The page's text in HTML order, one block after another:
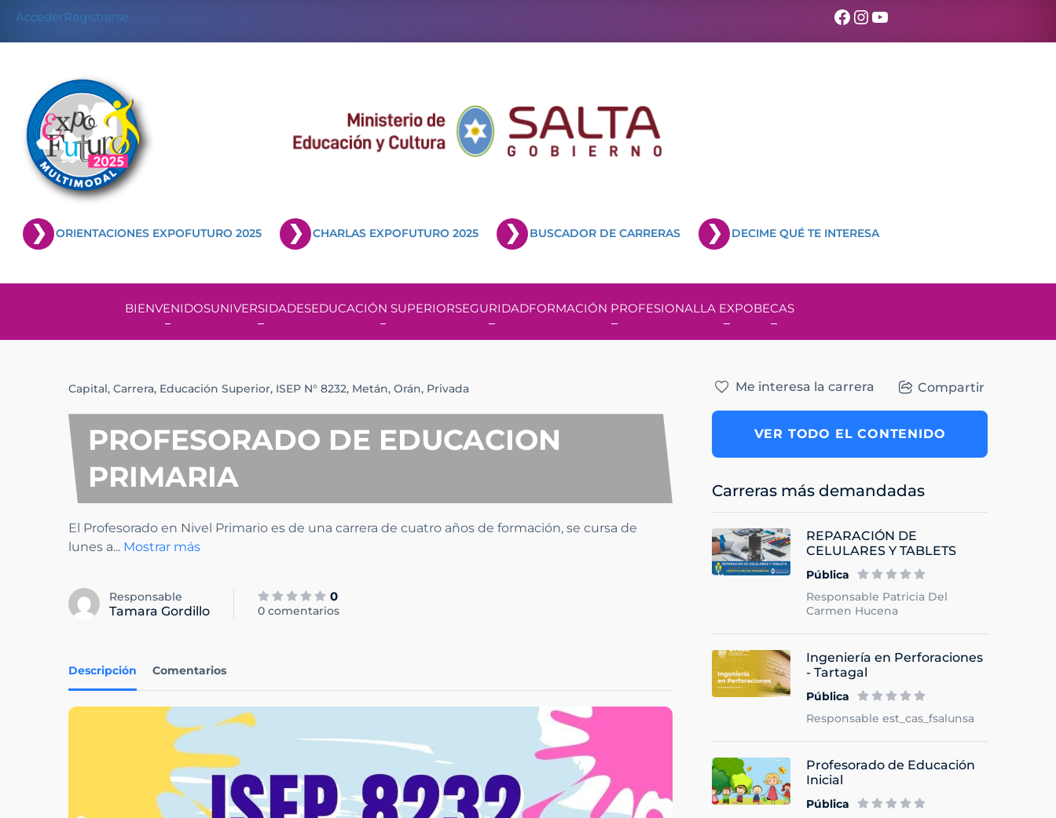
AccederRegistrarse Facebook
Instagram
YouTube
ORIENTACIONES EXPOFUTURO 2025 CHARLAS EXPOFUTURO 2025 BUSCADOR DE CARRERAS DECIME QUÉ TE INTERESA
BIENVENIDOSUNIVERSIDADESEDUCACIÓN SUPERIORSEGURIDADFORMACIÓN PROFESIONALLA EXPOBECAS
Capital, Carrera, Educación Superior, ISEP N° 8232, Metán, Orán, Privada
PROFESORADO DE EDUCACION
PRIMARIA
El Profesorado en Nivel Primario es de una carrera de cuatro años de formación, se cursa de
lunes a... Mostrar más
Responsable
Tamara Gordillo
0
0 comentarios
Descripción Comentarios
Me interesa la carrera Compartir
VER TODO EL CONTENIDO
Carreras más demandadas
REPARACIÓN DE
CELULARES Y TABLETS
Pública
Responsable Patricia Del
Carmen Hucena
Ingeniería en Perforaciones
- Tartagal
Pública
Responsable est_cas_fsalunsa
Profesorado de Educación
Inicial
Pública